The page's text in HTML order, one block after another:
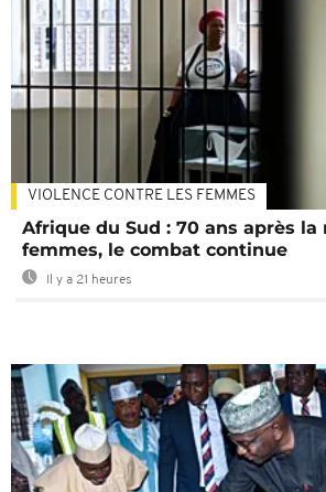
VIOLENCE CONTRE LES FEMMES
Afrique du Sud : 70 ans après la
femmes, le combat continue
Il y a 21 heures